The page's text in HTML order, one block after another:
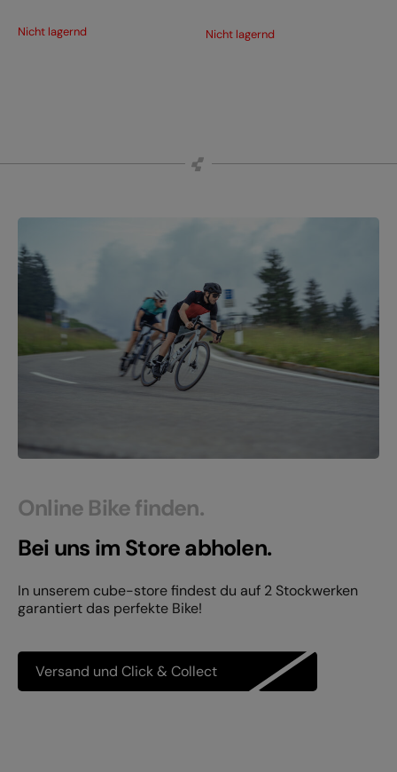
Nicht lagernd Nicht lagernd
Online Bike finden.
Bei uns im Store abholen.
In unserem cube-store findest du auf 2 Stockwerken
garantiert das perfekte Bike!
Versand und Click & Collect